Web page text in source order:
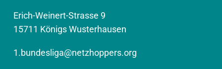
Erich-Weinert-Strasse 9
15711 Königs Wusterhausen
1.bundesliga@netzhoppers.org